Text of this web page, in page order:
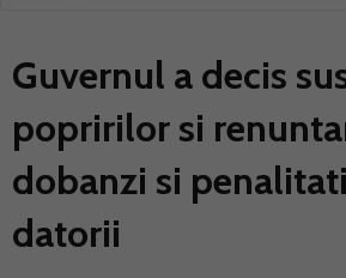
Guvernul a decis
popririlor si
dobanzi si
datorii